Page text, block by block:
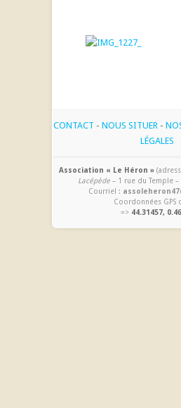
CONTACT - NOUS SITUER -
LÉGALES
Association « Le Héron »
Lacépède– 1 rue du Temple –
Courriel :
Coordonnées GPS
=> 44.31457,